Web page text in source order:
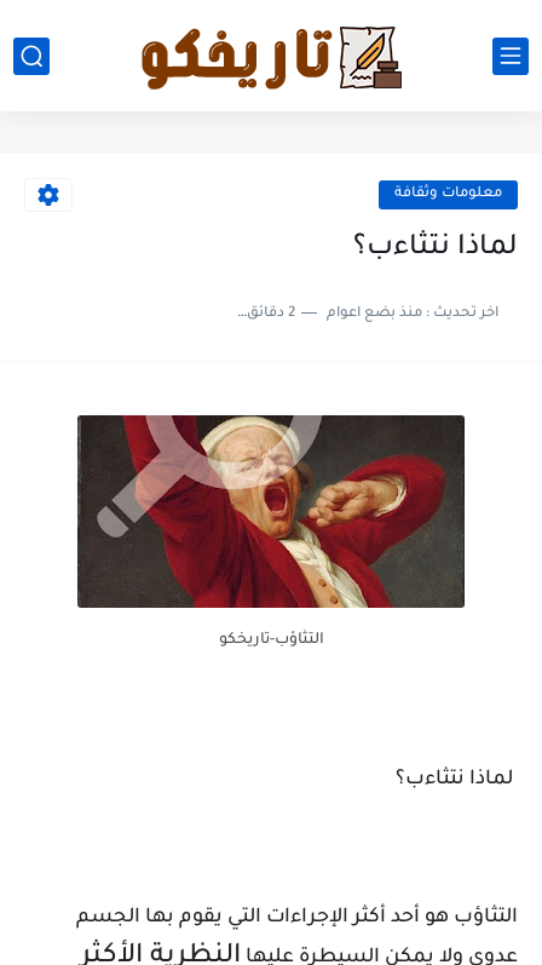
معلومات وثقافة
لماذا نتثاءب؟
اخر تحديث :منذ بضع اعوام 2 دقائق للقراءة
التثاؤب-تاريخكو
لماذا نتثاءب؟
التثاؤب هو أحد أكثر الإجراءات التي يقوم بها الجسم
عدوى ولا يمكن السيطرة عليها النظرية الأكثر